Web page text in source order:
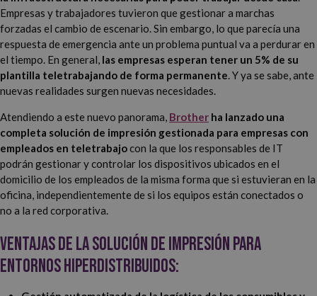
Empresas y trabajadores tuvieron que gestionar a marchas
forzadas el cambio de escenario. Sin embargo, lo que parecía una
respuesta de emergencia ante un problema puntual va a perdurar en
el tiempo. En general, las empresas esperan tener un 5% de su
plantilla teletrabajando de forma permanente. Y ya se sabe, ante
nuevas realidades surgen nuevas necesidades.
Atendiendo a este nuevo panorama, Brother ha lanzado una
completa solución de impresión gestionada para empresas con
empleados en teletrabajocon la que los responsables de IT
podrán gestionar y controlar los dispositivos ubicados en el
domicilio de los empleados de la misma forma que si estuvieran en la
oficina, independientemente de si los equipos están conectados o
no a la red corporativa.
Ventajas de la solución de impresión para
entornos hiperdistribuidos: